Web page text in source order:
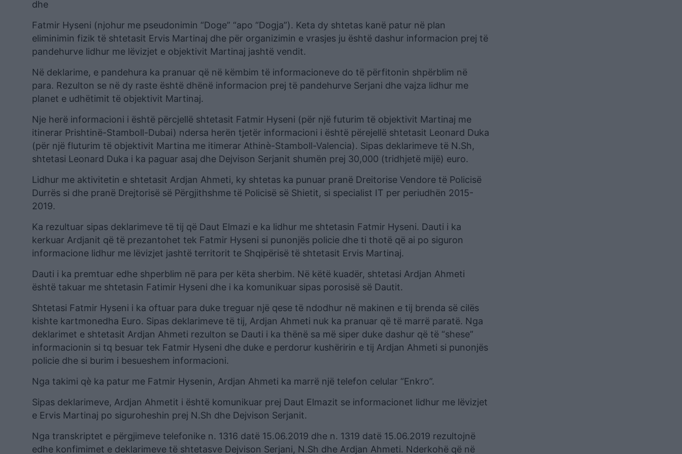
dhe
Fatmir Hyseni (njohur me pseudonimin “Doge” “apo “Dogja”). Keta dy shtetas kanë patur në plan
eliminimin fizik të shtetasit Ervis Martinaj dhe për organizimin e vrasjes ju është dashur informacion prej të
pandehurve lidhur me lëvizjet e objektivit Martinaj jashtë vendit.
Në deklarime, e pandehura ka pranuar që në këmbim të informacioneve do të përfitonin shpërblim në
para. Rezulton se në dy raste është dhënë informacion prej të pandehurve Serjani dhe vajza lidhur me
planet e udhëtimit të objektivit Martinaj.
Nje herë informacioni i është përcjellë shtetasit Fatmir Hyseni (për një futurim të objektivit Martinaj me
itinerar Prishtinë-Stamboll-Dubai) ndersa herën tjetër informacioni i është përejellë shtetasit Leonard Duka
(për një fluturim të objektivit Martina me itimerar Athinè-Stamboll-Valencia). Sipas deklarimeve të N.Sh,
shtetasi Leonard Duka i ka paguar asaj dhe Dejvison Serjanit shumën prej 30,000 (tridhjetë mijë) euro.
Lidhur me aktivitetin e shtetasit Ardjan Ahmeti, ky shtetas ka punuar pranë Dreitorise Vendore të Policisë
Durrës si dhe pranë Drejtorisë së Përgjithshme të Policisë së Shietit, si specialist IT per periudhën 2015-
2019.
Ka rezultuar sipas deklarimeve të tij që Daut Elmazi e ka lidhur me shtetasin Fatmir Hyseni. Dauti i ka
kerkuar Ardjanit që të prezantohet tek Fatmir Hyseni si punonjës policie dhe ti thotë që ai po siguron
informacione lidhur me lëvizjet jashtë territorit te Shqipërisë të shtetasit Ervis Martinaj.
Dauti i ka premtuar edhe shperblim në para per këta sherbim. Në këtë kuadër, shtetasi Ardjan Ahmeti
është takuar me shtetasin Fatimir Hyseni dhe i ka komunikuar sipas porosisë së Dautit.
Shtetasi Fatmir Hyseni i ka oftuar para duke treguar një qese të ndodhur në makinen e tij brenda së cilës
kishte kartmonedha Euro. Sipas deklarimeve të tij, Ardjan Ahmeti nuk ka pranuar që të marrë paratë. Nga
deklarimet e shtetasit Ardjan Ahmeti rezulton se Dauti i ka thënë sa më siper duke dashur që të “shese”
informacionin si tq besuar tek Fatmir Hyseni dhe duke e perdorur kushëririn e tij Ardjan Ahmeti si punonjës
policie dhe si burim i besueshem informacioni.
Nga takimi qè ka patur me Fatmir Hysenin, Ardjan Ahmeti ka marrë një telefon celular “Enkro”.
Sipas deklarimeve, Ardjan Ahmetit i është komunikuar prej Daut Elmazit se informacionet lidhur me lëvizjet
e Ervis Martinaj po siguroheshin prej N.Sh dhe Dejvison Serjanit.
Nga transkriptet e përgjimeve telefonike n. 1316 datë 15.06.2019 dhe n. 1319 datë 15.06.2019 rezultojnë
edhe konfimimet e deklarimeve të shtetasve Dejvison Serjani, N.Sh dhe Ardjan Ahmeti. Nderkohë që në